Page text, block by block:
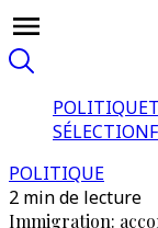
POLITIQUE
SÉLECTION
POLITIQUE
2 min de lecture
Immigration: